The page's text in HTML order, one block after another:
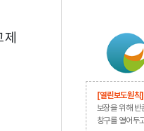
[열린보도원칙]
보장을 위해 반
창구를 열어두